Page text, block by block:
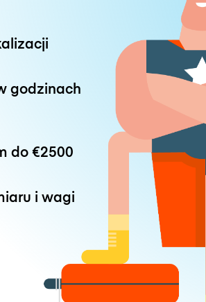
godzinach
do €2500
i wagi